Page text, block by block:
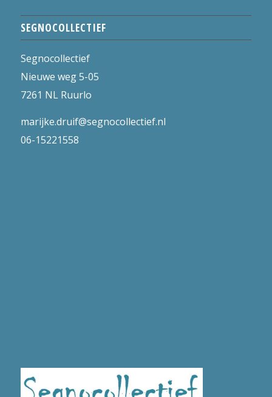
SEGNOCOLLECTIEF
Segnocollectief
Nieuwe weg 5-05
7261 NL Ruurlo
marijke.druif@segnocollectief.nl
06-15221558